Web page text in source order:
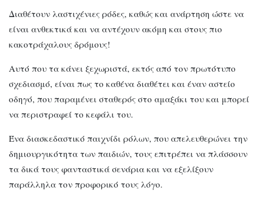
Διαθέτουν λαστιχένιες ρόδες, καθώς και ανάρτηση ώστε να
είναι ανθεκτικά και να αντέχουν ακόμη και στους πιο
κακοτράχαλους δρόμους!
Αυτό που τα κάνει ξεχωριστά, εκτός από τον πρωτότυπο
σχεδιασμό, είναι πως το καθένα διαθέτει και έναν αστείο
οδηγό, που παραμένει σταθερός στο αμαξάκι του και μπορεί
να περιστραφεί το κεφάλι του.
Ένα διασκεδαστικό παιχνίδι ρόλων, που απελευθερώνει την
δημιουργικότητα των παιδιών, τους επιτρέπει να πλάσσουν
τα δικά τους φανταστικά σενάρια και να εξελίξουν
παράλληλα τον προφορικό τους λόγο.